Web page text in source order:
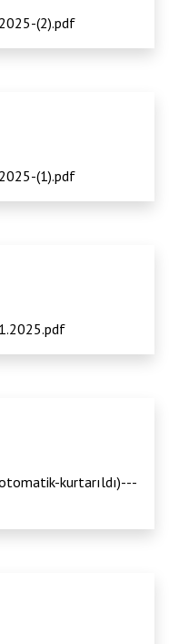
(2).pdf
(1).pdf
kurtarıldı)---